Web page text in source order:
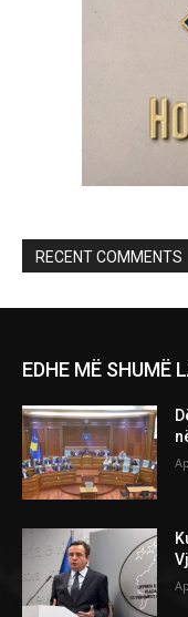
RECENT COMMENTS
EDHE MË SHUMË